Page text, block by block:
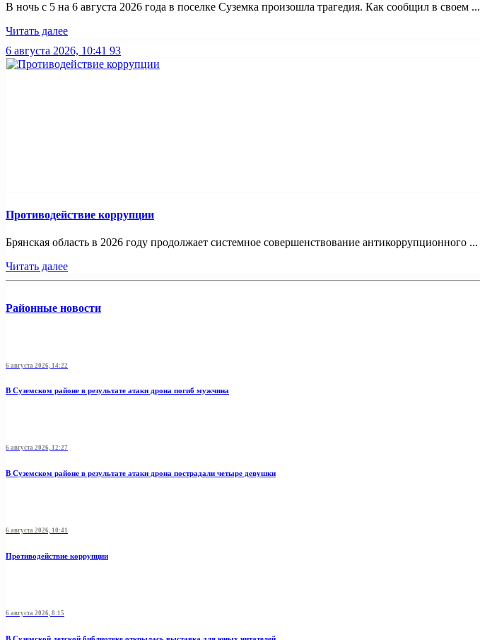
В ночь с 5 на 6 августа 2026 года в поселке Суземка произошла трагедия. Как сообщил в своем ...
Читать далее
6 августа 2026, 10:41 93
Противодействие коррупции
Брянская область в 2026 году продолжает системное совершенствование антикоррупционного ...
Читать далее
Районные новости
6 августа 2026, 14:22
В Суземском районе в результате атаки дрона погиб мужчина
6 августа 2026, 12:27
В Суземском районе в результате атаки дрона пострадали четыре девушки
6 августа 2026, 10:41
Противодействие коррупции
6 августа 2026, 8:15